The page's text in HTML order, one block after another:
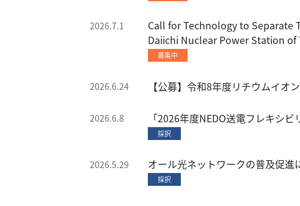
2026.7.1
Call for Technology to Separate
Daiichi Nuclear Power Station
募集中
2026.6.24 【公募】令和8年度リチウムイオ
2026.6.8 「2026年度NEDO送電フレキシ
採択
2026.5.29 オール光ネットワークの普及促
採択